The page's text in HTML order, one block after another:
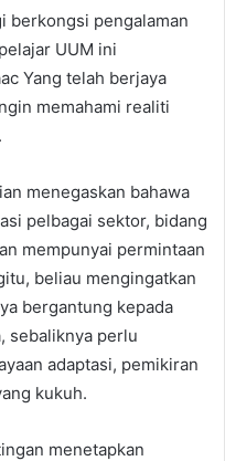
berkongsi pengalaman
UUM ini
Yang telah berjaya
memahami realiti
menegaskan bahawa
pelbagai sektor, bidang
mempunyai permintaan
beliau mengingatkan
bergantung kepada
sebaliknya perlu
adaptasi, pemikiran
kukuh.
menetapkan